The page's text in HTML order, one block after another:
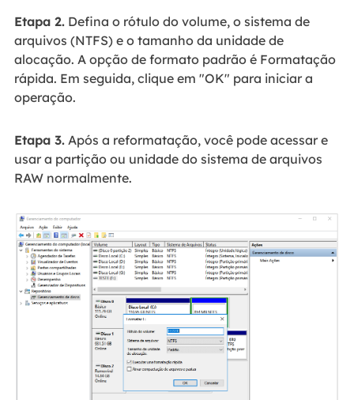
Etapa 2.Defina o rótulo do volume, o sistema de
arquivos (NTFS) e o tamanho da unidade de
alocação. A opção de formato padrão é Formatação
rápida. Em seguida, clique em "OK" para iniciar a
operação.
Etapa 3.Após a reformatação, você pode acessar e
usar a partição ou unidade do sistema de arquivos
RAW normalmente.